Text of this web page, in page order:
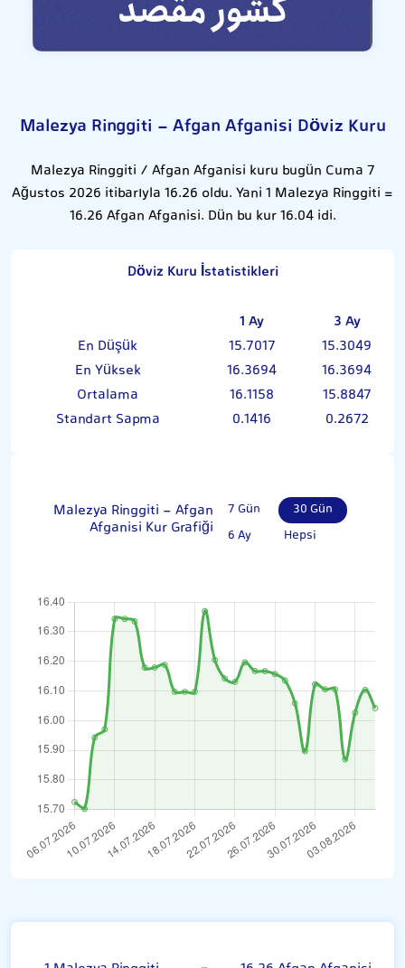
Malezya Ringgiti - Afgan Afganisi Döviz Kuru
Malezya Ringgiti / Afgan Afganisi kuru bugün Cuma 7
Ağustos 2026 itibarıyla 16.26 oldu. Yani 1 Malezya Ringgiti =
16.26 Afgan Afganisi. Dün bu kur 16.04 idi.
Döviz Kuru İstatistikleri
1 Ay
3 Ay
En Düşük
15.7017
15.3049
En Yüksek
16.3694
16.3694
Ortalama
16.1158
15.8847
Standart Sapma
0.1416 0.2672
Malezya Ringgiti - Afgan
Afganisi Kur Grafiği
7 Gün
30 Gün
6 Ay
Hepsi